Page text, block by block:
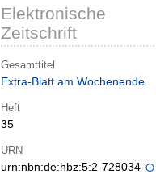
Elektronische
Zeitschrift
Gesamttitel
Extra-Blatt am Wochenende
Heft
35
URN
urn:nbn:de:hbz:5:2-728034